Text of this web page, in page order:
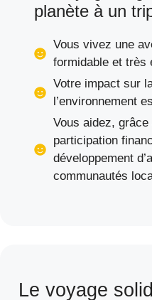
planète à un
Vous vivez une
formidable et très
Votre impact sur
l’environnement
Vous aidez,
participation
développement
communautés
Le voyage